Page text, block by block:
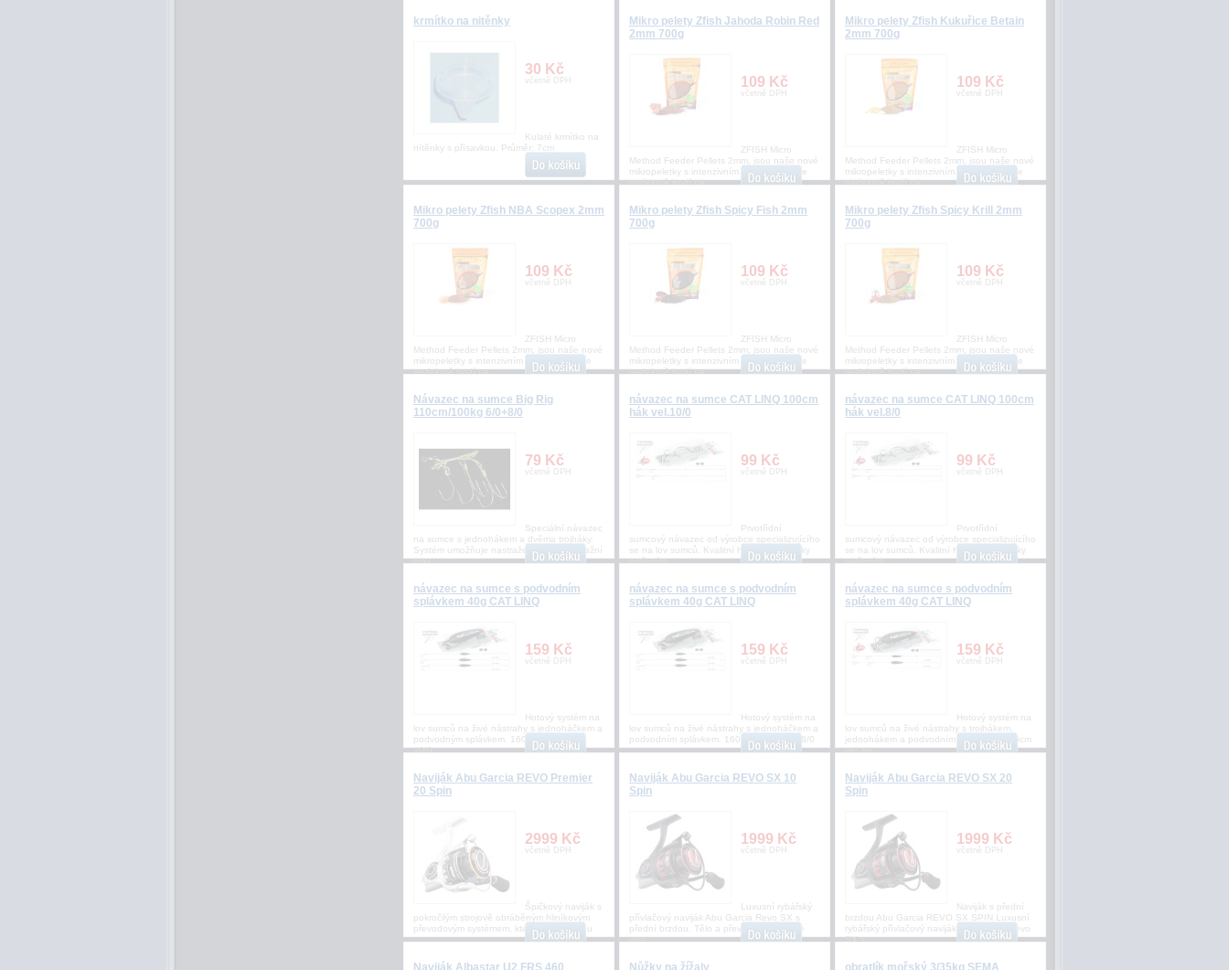
krmítko na nitěnky
30 Kč
včetně DPH
Kulaté krmítko na
nítěnky s přísavkou. Průměr: 7cm
Mikro pelety Zfish Jahoda Robin Red
2mm 700g
109 Kč
včetně DPH
ZFISH Micro
Method Feeder Pellets 2mm, jsou naše nové
mikropeletky s intenzivním aroma, které se
perfektně hodí na
Mikro pelety Zfish Kukuřice Betain
2mm 700g
109 Kč
včetně DPH
ZFISH Micro
Method Feeder Pellets 2mm, jsou naše nové
mikropeletky s intenzivním aroma, které se
perfektně hodí na
Mikro pelety Zfish NBA Scopex 2mm
700g
109 Kč
včetně DPH
ZFISH Micro
Method Feeder Pellets 2mm, jsou naše nové
mikropeletky s intenzivním aroma, které se
perfektně hodí na
Mikro pelety Zfish Spicy Fish 2mm
700g
109 Kč
včetně DPH
ZFISH Micro
Method Feeder Pellets 2mm, jsou naše nové
mikropeletky s intenzivním aroma, které se
perfektně hodí na
Mikro pelety Zfish Spicy Krill 2mm
700g
109 Kč
včetně DPH
ZFISH Micro
Method Feeder Pellets 2mm, jsou naše nové
mikropeletky s intenzivním aroma, které se
perfektně hodí na
Návazec na sumce Big Rig
110cm/100kg 6/0+8/0
79 Kč
včetně DPH
Speciální návazec
na sumce s jednohákem a dvěma trojháky.
Systém umožňuje nastražení velké nástražní
ryby
návazec na sumce CAT LINQ 100cm
hák vel.10/0
99 Kč
včetně DPH
Prvotřídní
sumcový návazec od výrobce specializujícího
se na lov sumců. Kvalitní háčky s chemicky
ostřeným
návazec na sumce CAT LINQ 100cm
hák vel.8/0
99 Kč
včetně DPH
Prvotřídní
sumcový návazec od výrobce specializujícího
se na lov sumců. Kvalitní háčky s chemicky
ostřeným
návazec na sumce s podvodním
splávkem 40g CAT LINQ
159 Kč
včetně DPH
Hotový systém na
lov sumců na živé nástrahy s jednoháčkem a
podvodným splávkem. 160cm vel. háčku
10/0
návazec na sumce s podvodním
splávkem 40g CAT LINQ
159 Kč
včetně DPH
Hotový systém na
lov sumců na živé nástrahy s jednoháčkem a
podvodním splávkem. 160cm vel. háčku 8/0
návazec na sumce s podvodním
splávkem 40g CAT LINQ
159 Kč
včetně DPH
Hotový systém na
lov sumců na živé nástrahy s trojhákem,
jednohákem a podvodním splávkem. 175cm
vel. tro
Naviják Abu Garcia REVO Premier
20 Spin
2999 Kč
včetně DPH
Špičkový naviják s
pokročilým strojově obráběným hliníkovým
převodovým systémem, který dává rybáři u
Naviják Abu Garcia REVO SX 10
Spin
1999 Kč
včetně DPH
Luxusní rybářský
přívlačový naviják Abu Garcia Revo SX s
přední brzdou. Tělo a převody navijáku je
vyro
Naviják Abu Garcia REVO SX 20
Spin
1999 Kč
včetně DPH
Naviják s přední
brzdou Abu Garcia REVO SX SPIN Luxusní
rybářský přívlačový naviják Abu Garcia Revo
SX s
Naviják Albastar U2 FRS 460 Nůžky na žížaly obratlík mořský 3/35kg SEMA